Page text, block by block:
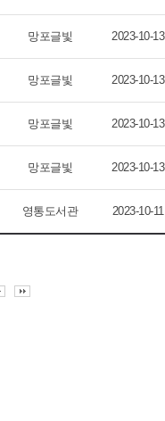
망포글빛 2023-10-13
망포글빛 2023-10-13
망포글빛 2023-10-13
망포글빛 2023-10-13
영통도서관 2023-10-11